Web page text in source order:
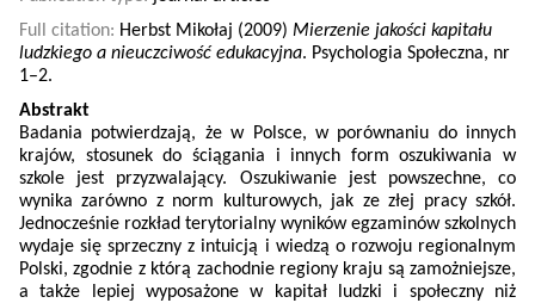
Full citation: Herbst Mikołaj (2009) Mierzenie jakości kapitału
ludzkiego a nieuczciwość edukacyjna. Psychologia Społeczna, nr
1–2.
Abstrakt
Badania potwierdzają, że w Polsce, w porównaniu do innych
krajów, stosunek do ściągania i innych form oszukiwania w
szkole jest przyzwalający. Oszukiwanie jest powszechne, co
wynika zarówno z norm kulturowych, jak ze złej pracy szkół.
Jednocześnie rozkład terytorialny wyników egzaminów szkolnych
wydaje się sprzeczny z intuicją i wiedzą o rozwoju regionalnym
Polski, zgodnie z którą zachodnie regiony kraju są zamożniejsze,
a także lepiej wyposażone w kapitał ludzki i społeczny niż